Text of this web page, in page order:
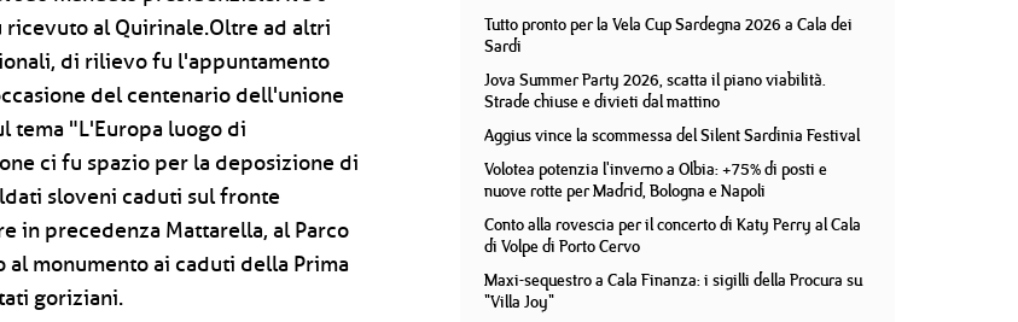
al Quirinale.Oltre ad altri
di rilievo fu l'appuntamento
del centenario dell'unione
tema "L'Europa luogo di
ci fu spazio per la deposizione di
sloveni caduti sul fronte
in precedenza Mattarella, al Parco
monumento ai caduti della Prima
goriziani.
Tutto pronto per la Vela Cup Sardegna 2026 a Cala dei
Sardi
Jova Summer Party 2026, scatta il piano viabilità.
Strade chiuse e divieti dal mattino
Aggius vince la scommessa del Silent Sardinia Festival
Volotea potenzia l'inverno a Olbia: +75% di posti e
nuove rotte per Madrid, Bologna e Napoli
Conto alla rovescia per il concerto di Katy Perry al Cala
di Volpe di Porto Cervo
Maxi-sequestro a Cala Finanza: i sigilli della Procura su
"Villa Joy"